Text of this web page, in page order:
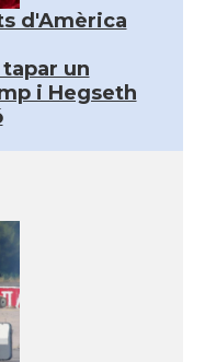
d'Amèrica
tapar un
i Hegseth